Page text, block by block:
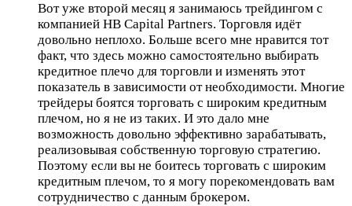
Вот уже второй месяц я занимаюсь трейдингом с
компанией HB Capital Partners. Торговля идёт
довольно неплохо. Больше всего мне нравится тот
факт, что здесь можно самостоятельно выбирать
кредитное плечо для торговли и изменять этот
показатель в зависимости от необходимости. Многие
трейдеры боятся торговать с широким кредитным
плечом, но я не из таких. И это дало мне
возможность довольно эффективно зарабатывать,
реализовывая собственную торговую стратегию.
Поэтому если вы не боитесь торговать с широким
кредитным плечом, то я могу порекомендовать вам
сотрудничество с данным брокером.